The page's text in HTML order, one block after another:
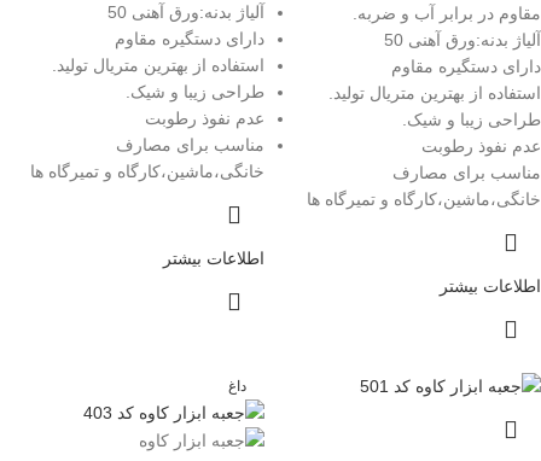
مقاوم در برابر آب و ضربه.
آلیاژ بدنه:ورق آهنی 50
دارای دستگیره مقاوم
استفاده از بهترین متریال تولید.
طراحی زیبا و شیک.
عدم نفوذ رطوبت
مناسب برای مصارف
خانگی،ماشین،کارگاه و تمیرگاه ها
اطلاعات بیشتر
آلیاژ بدنه:ورق آهنی 50
دارای دستگیره مقاوم
استفاده از بهترین متریال تولید.
طراحی زیبا و شیک.
عدم نفوذ رطوبت
مناسب برای مصارف
خانگی،ماشین،کارگاه و تمیرگاه ها
اطلاعات بیشتر
داغ